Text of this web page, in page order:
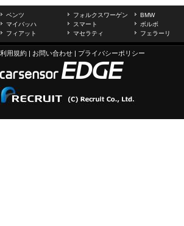
ベンツ フォルクスワーゲン BMW
マイバッハ
スマート ボルボ
フィアット
マセラティ フェラーリ
利用規約 | お問い合わせ | プライバシーポリシー